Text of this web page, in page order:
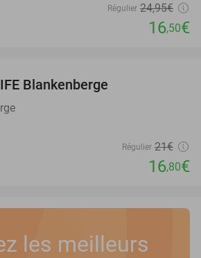
Régulier 24,95€
16,50€
Blankenberge
Régulier 21€
16,80€
les meilleurs